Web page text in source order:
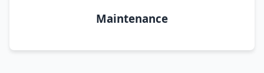
Maintenance